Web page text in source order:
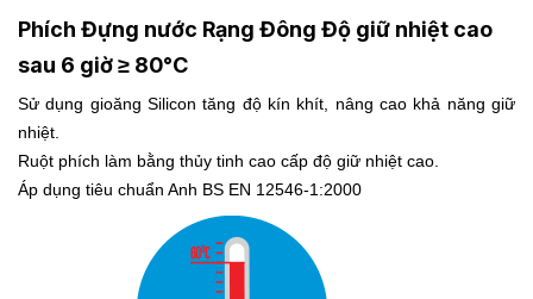
Phích Đựng nước Rạng Đông Độ giữ nhiệt cao
sau 6 giờ ≥ 80°C
Sử dụng gioăng Silicon tăng độ kín khít, nâng cao khả năng giữ
nhiệt.
Ruột phích làm bằng thủy tinh cao cấp độ giữ nhiệt cao.
Áp dụng tiêu chuẩn Anh BS EN 12546-1:2000